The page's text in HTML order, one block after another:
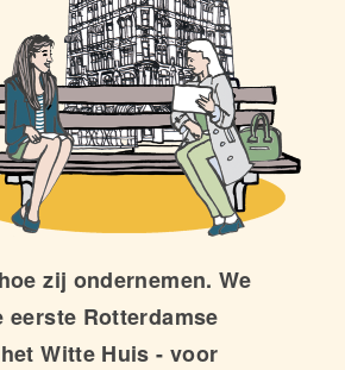
zij ondernemen. We
Rotterdamse
Witte Huis - voor